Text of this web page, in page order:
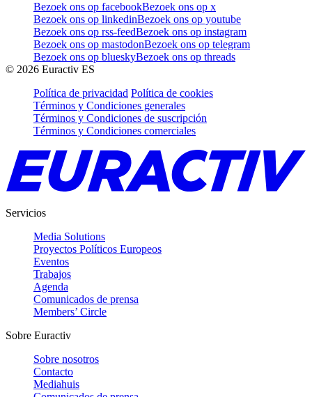
Bezoek ons op facebookBezoek ons op x
Bezoek ons op linkedinBezoek ons op youtube
Bezoek ons op rss-feedBezoek ons op instagram
Bezoek ons op mastodonBezoek ons op telegram
Bezoek ons op blueskyBezoek ons op threads
© 2026 Euractiv ES
Política de privacidad Política de cookies
Términos y Condiciones generales
Términos y Condiciones de suscripción
Términos y Condiciones comerciales
Servicios
Media Solutions
Proyectos Políticos Europeos
Eventos
Trabajos
Agenda
Comunicados de prensa
Members’ Circle
Sobre Euractiv
Sobre nosotros
Contacto
Mediahuis